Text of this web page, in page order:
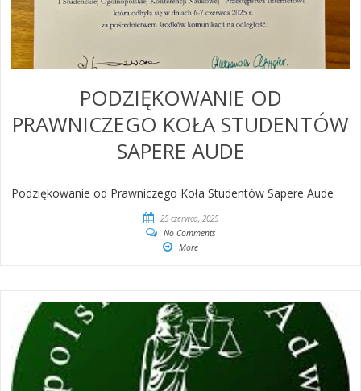
PODZIĘKOWANIE OD
PRAWNICZEGO KOŁA STUDENTÓW
SAPERE AUDE
Podziękowanie od Prawniczego Koła Studentów Sapere Aude
25 czerwca, 2025
No Comments
More